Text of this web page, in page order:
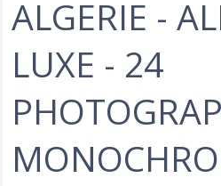
‎ALGERIE -
LUXE - 24